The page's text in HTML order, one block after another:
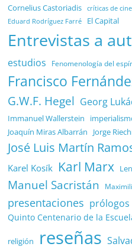
Cornelius Castoriadis críticas de cine
Eduard Rodríguez Farré El Capital
Entrevistas a
estudios Fenomenología del
Francisco
G.W.F. Hegel Georg
Immanuel Wallerstein
Joaquín Miras Albarrán Jorge
José Luis Martín
Karel Kosík Karl Marx
Manuel Sacristán
presentaciones prólogos
Quinto Centenario de la
religión reseñas